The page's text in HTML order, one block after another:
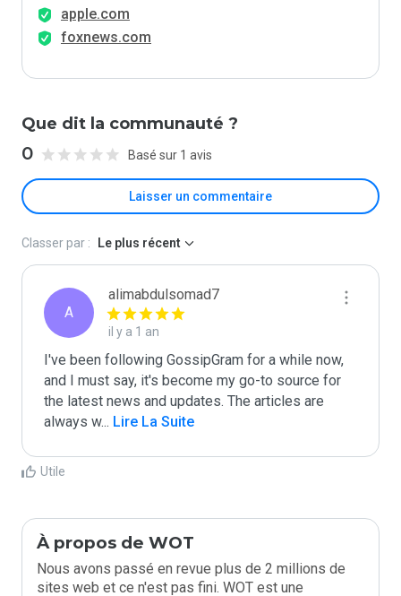
apple.com
foxnews.com
Que dit la communauté ?
0 Basé sur 1 avis
Laisser un commentaire
Classer par : Le plus récent
A
alimabdulsomad7
il y a 1 an
I've been following GossipGram for a while now,
and I must say, it's become my go-to source for
the latest news and updates. The articles are
always w... Lire La Suite
Utile
À propos de WOT
Nous avons passé en revue plus de 2 millions de
sites web et ce n'est pas fini. WOT est une